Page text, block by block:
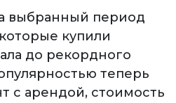
выбранный период
купили
до рекордного
теперь
с арендой, стоимость